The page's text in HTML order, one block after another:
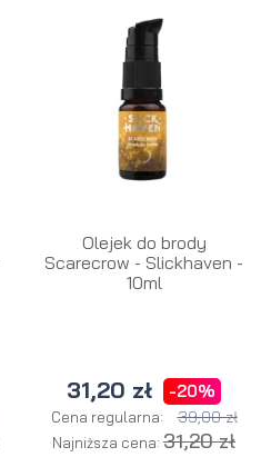
Olejek do brody
Scarecrow - Slickhaven -
10ml
31,20 zł -20%
Cena regularna: 39,00 zł
Najniższa cena: 31,20 zł